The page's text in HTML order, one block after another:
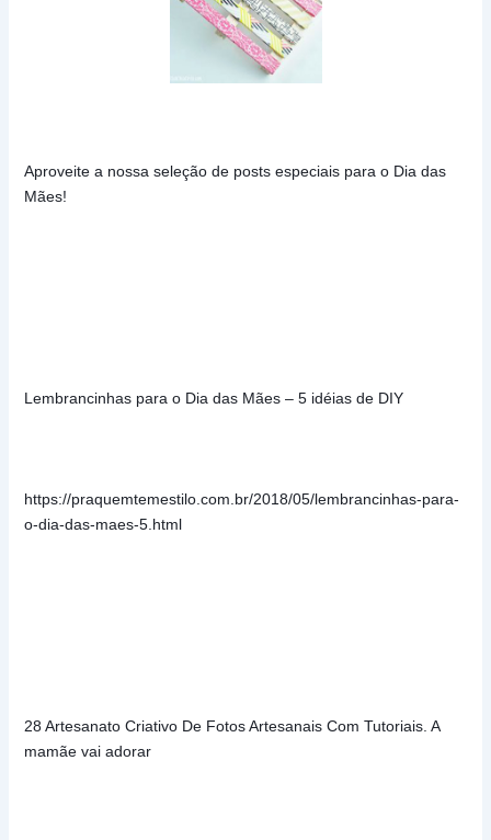
Aproveite a nossa seleção de posts especiais para o Dia das
Mães!
Lembrancinhas para o Dia das Mães – 5 idéias de DIY
https://praquemtemestilo.com.br/2018/05/lembrancinhas-para-
o-dia-das-maes-5.html
28 Artesanato Criativo De Fotos Artesanais Com Tutoriais. A
mamãe vai adorar